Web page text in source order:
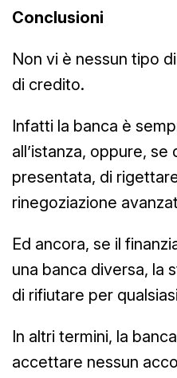
Conclusioni
Non vi è nessun tipo
di credito.
Infatti la banca è
all’istanza, oppure,
presentata, di
rinegoziazione
Ed ancora, se il
una banca diversa, la
di rifiutare per
In altri termini, la
accettare nessun